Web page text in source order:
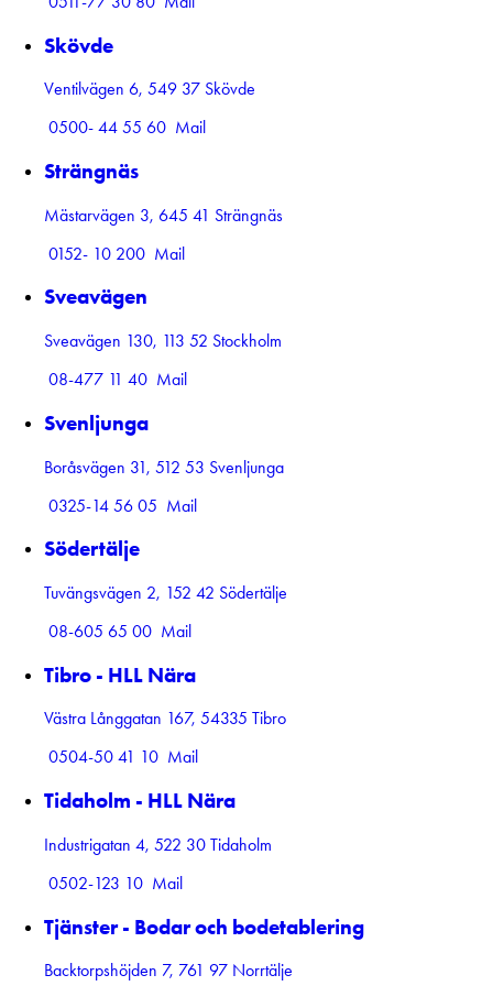
Skövde
Ventilvägen 6, 549 37 Skövde
0500- 44 55 60 Mail
Strängnäs
Mästarvägen 3, 645 41 Strängnäs
0152- 10 200 Mail
Sveavägen
Sveavägen 130, 113 52 Stockholm
08-477 11 40 Mail
Svenljunga
Boråsvägen 31, 512 53 Svenljunga
0325-14 56 05 Mail
Södertälje
Tuvängsvägen 2, 152 42 Södertälje
08-605 65 00 Mail
Tibro - HLL Nära
Västra Långgatan 167, 54335 Tibro
0504-50 41 10 Mail
Tidaholm - HLL Nära
Industrigatan 4, 522 30 Tidaholm
0502-123 10 Mail
Tjänster - Bodar och bodetablering
Backtorpshöjden 7, 761 97 Norrtälje